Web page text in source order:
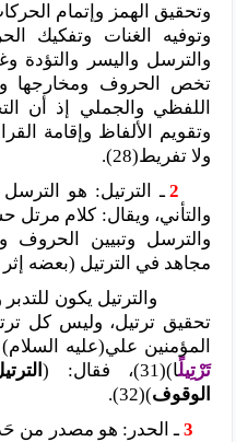
وتحقيق الهمز وإتمام
وتوفيه الغنات وتفكيك
والترسل واليسر والتؤدة
تخص الحروف ومخارجها
اللفظي والجملي إذ أن
وتقويم الألفاظ وإقامة
ولا تفريط(28).
2ـ الترتيل: هو الترسل
والتأني، ويقال: كلام مرتل
والترسل وتبيين الحروف
مجاهد في الترتيل (بعضه إثر
والترتيل يكون للتدبر
المؤمنين علي(عليه
تَرْتِيلًا)(31)، فقال: (
الوقوف)(32).
3ـ الحدر: هو مصدر من